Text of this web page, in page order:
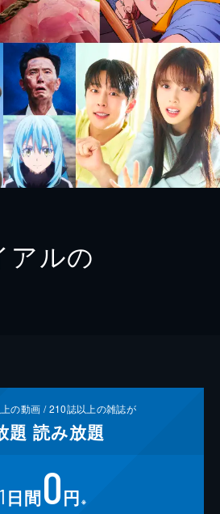
アルの
の動画 /210誌以上の雑誌が
題 読み放題
日間0円 ※